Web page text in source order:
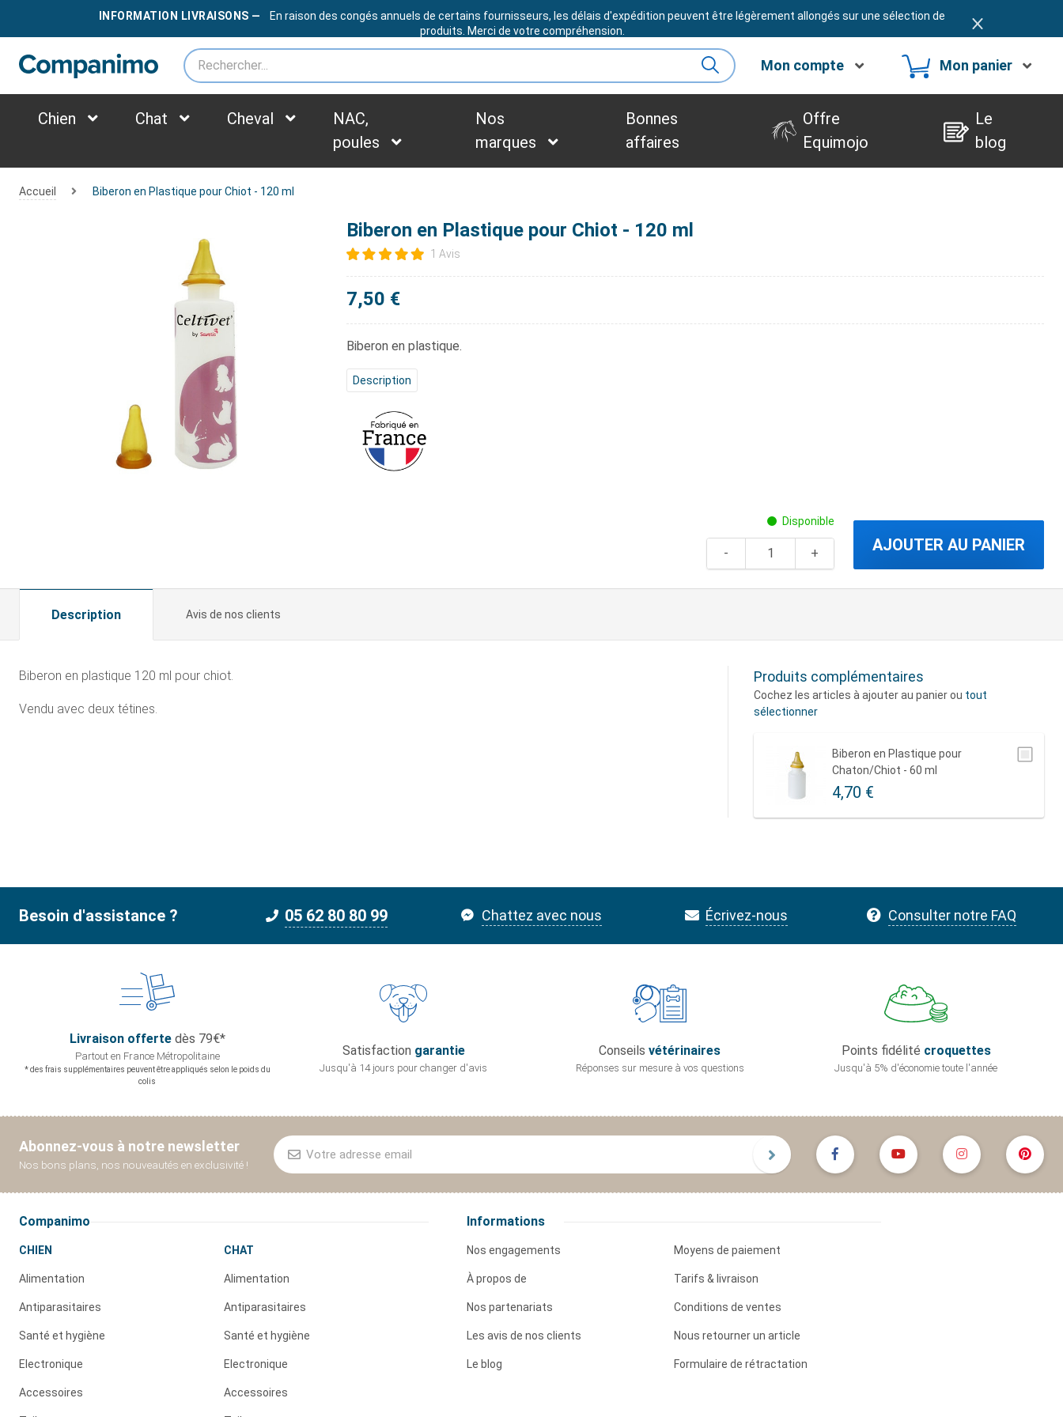
LIVRAISON OFFERTEDÈS79€ BESOIN D'ASSISTANCE ?
INFORMATION LIVRAISONS —
En raison des congés annuels de certains fournisseurs, les délais d'expédition peuvent être légèrement allongés sur une sélection de
produits. Merci de votre compréhension.
Mon compte Mon panier
Chien Chat Cheval
NAC,
poules
Nos
marques
Bonnes
affaires
Offre
Equimojo
Le
blog
Accueil Biberon en Plastique pour Chiot - 120 ml
Biberon en Plastique pour Chiot - 120 ml
1 Avis
7,50 €
Biberon en plastique.
Description
Disponible
AJOUTER AU PANIER
Description Avis de nos clients
Biberon en plastique 120 ml pour chiot.
Vendu avec deux tétines.
Produits complémentaires
Cochez les articles à ajouter au panier ou tout
sélectionner
Biberon en Plastique pour
Chaton/Chiot - 60 ml
4,70 €
Besoin d'assistance ? 05 62 80 80 99 Chattez avec nous Écrivez-nous Consulter notre FAQ
Livraison offertedès 79€*
Partout en France Métropolitaine
* des frais supplémentaires peuvent être appliqués selon le poids du
colis
Satisfaction garantie
Jusqu'à 14 jours pour changer d'avis
Conseils vétérinaires
Réponses sur mesure à vos questions
Points fidélité croquettes
Jusqu'à 5% d'économie toute l'année
Abonnez-vous à notre newsletter
Nos bons plans, nos nouveautés en exclusivité !
Companimo
CHIEN
Alimentation
Antiparasitaires
Santé et hygiène
Electronique
Accessoires
CHAT
Alimentation
Antiparasitaires
Santé et hygiène
Electronique
Accessoires
Informations
Nos engagements
À propos de
Nos partenariats
Les avis de nos clients
Le blog
Moyens de paiement
Tarifs & livraison
Conditions de ventes
Nous retourner un article
Formulaire de rétractation